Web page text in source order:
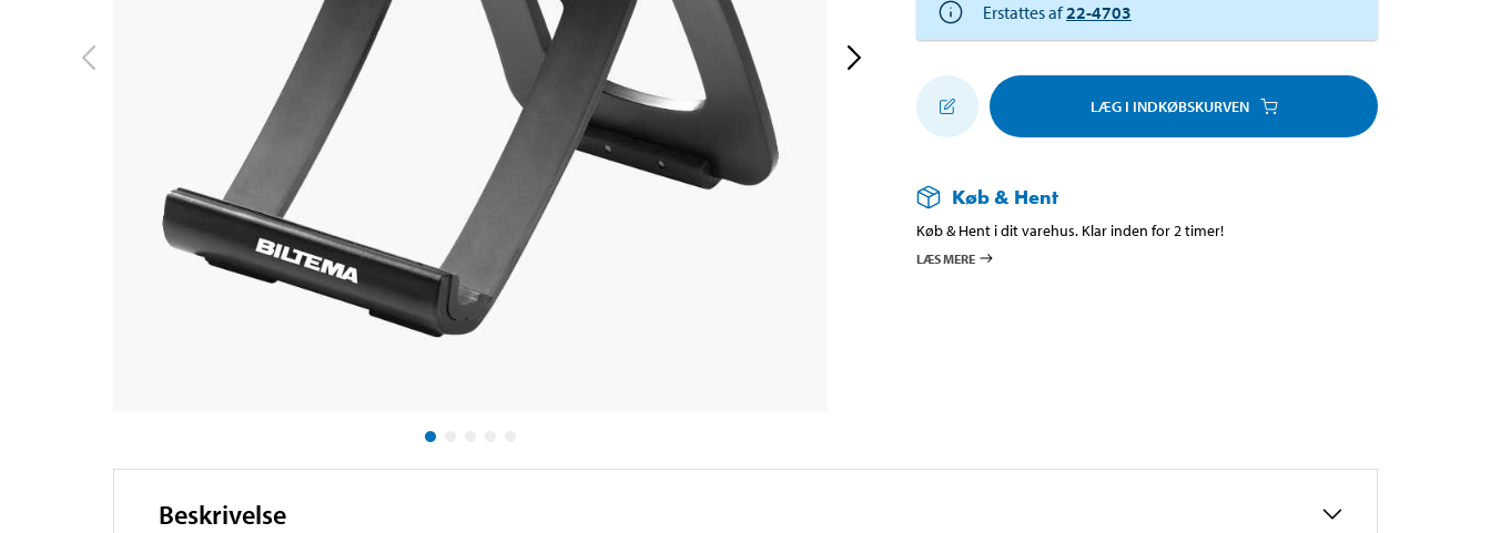
Erstattes af22-4703
LÆG I INDKØBSKURVEN
Køb & Hent
Køb & Hent i dit varehus. Klar inden for 2 timer!
LÆS MERE
Beskrivelse